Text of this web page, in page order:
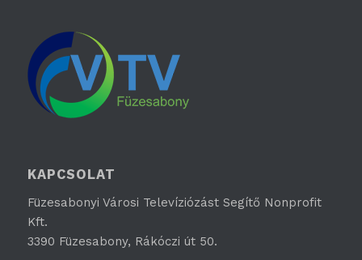
KAPCSOLAT
Füzesabonyi Városi Televíziózást Segítő Nonprofit
Kft.
3390 Füzesabony, Rákóczi út 50.